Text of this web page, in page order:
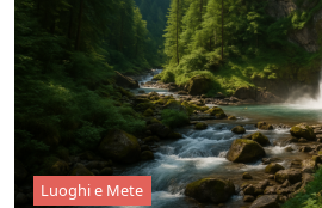
Luoghi e Mete